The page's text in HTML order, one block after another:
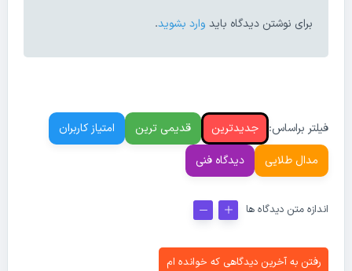
برای نوشتن دیدگاه باید وارد بشوید.
فیلتر براساس: جدیدترین قدیمی ترین
امتیاز کاربران
مدال طلایی
دیدگاه فنی
اندازه متن دیدگاه ها
رفتن به آخرین دیدگاهی که خوانده ام